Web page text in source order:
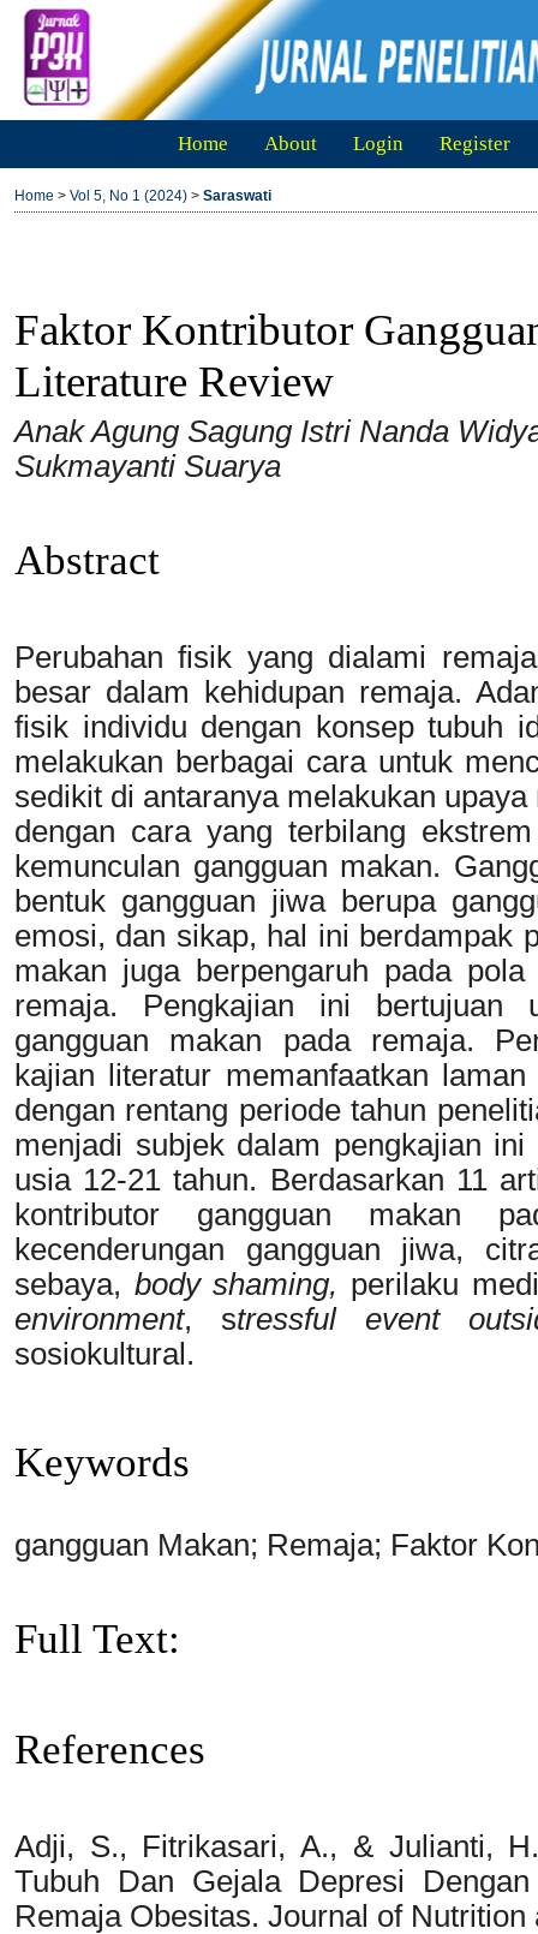
Home About Login Register
Home > Vol 5, No 1 (2024) > Saraswati
Faktor Kontributor
Literature Review
Anak Agung Sagung Istri Nanda
Sukmayanti Suarya
Abstract
Perubahan fisik yang dialami
besar dalam kehidupan remaja.
fisik individu dengan konsep tubuh
melakukan berbagai cara untuk
sedikit di antaranya melakukan
dengan cara yang terbilang
kemunculan gangguan makan.
bentuk gangguan jiwa berupa
emosi, dan sikap, hal ini berdampak
makan juga berpengaruh pada
remaja. Pengkajian ini bertujuan
gangguan makan pada remaja.
kajian literatur memanfaatkan
dengan rentang periode tahun
menjadi subjek dalam pengkajian
usia 12-21 tahun. Berdasarkan 11
kontributor gangguan makan
kecenderungan gangguan jiwa,
sebaya, body shaming, perilaku
environment, stressful event
sosiokultural.
Keywords
gangguan Makan; Remaja; Faktor
Full Text:
References
Adji, S., Fitrikasari, A., & Julianti,
Tubuh Dan Gejala Depresi
Remaja Obesitas. Journal of Nutrition